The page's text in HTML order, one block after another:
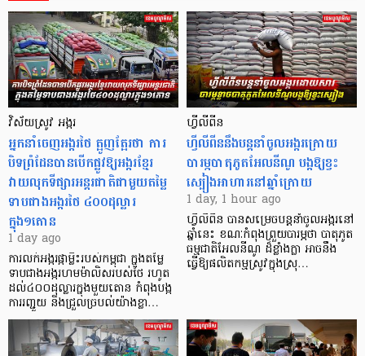
វិស័យស្រូវ អង្ករ
អ្នកនាំចេញអង្ករថៃ ត្អូញត្អែរថា ការ
បិទព្រំដែនបានបើកផ្លូវឱ្យអង្ករខ្មែរ
វាយលុកទីផ្សារអន្តរជាតិជាមួយតម្លៃ
ទាបជាងអង្ករថៃ ៤០០ដុល្លារ
ក្នុង១តោន
1 day ago
ការលក់អង្ករផ្កាម្លិះរបស់កម្ពុជា ក្នុងតម្លៃ
ទាបជាងអង្ករហមម៉ាលិសរបស់ថៃ រហូត
ដល់៤០០ដុល្លារក្នុងមួយតោន កំពុងបង្ក
ការរញ្ជួយ និងជ្រួលច្របល់យ៉ាងខ្លា…
ហ្វីលីពីន
ហ្វីលីពីននឹងបន្តនាំចូលអង្ករក្រោយ
បារម្ភបាតុភូតអែលនីណូ បង្កឱ្យខ្វះ
ស្បៀងអាហារនៅឆ្នាំក្រោយ
1 day, 1 hour ago
ហ្វីលីពីន បាន​សម្រេចបន្តនាំចូលអង្ករនៅ
ឆ្នាំនេះ ខណៈកំពុងព្រួយបារម្ភថា បាតុភូត
ធម្មជាតិអែលនីណូ ដ៏ខ្លាំងក្លា​ អាចនឹង
ធ្វើឱ្យផលិតកម្មស្រូវក្នុងស្រុ…